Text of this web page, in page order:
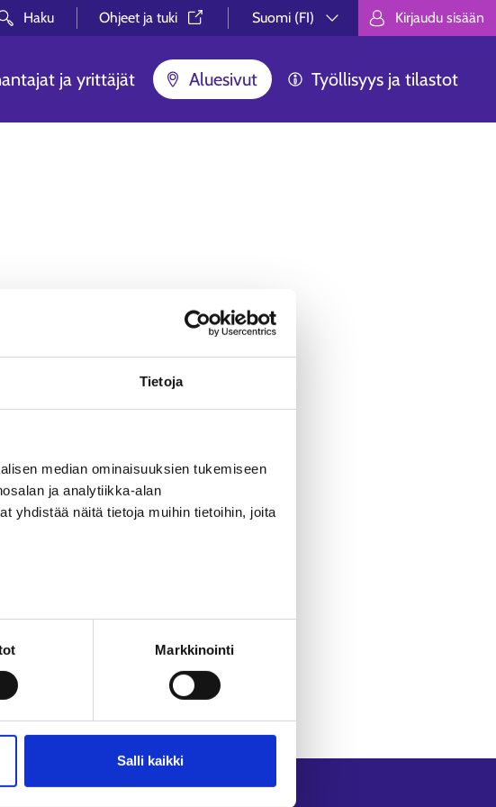
Tietoja
median ominaisuuksien tukemiseen
ja analytiikka-alan
yhdistää näitä tietoja muihin tietoihin, joita
Markkinointi
Salli kaikki
Haku Ohjeet ja tuki⁠
Suomi (FI)
Valitse kieli. Välj språk. Choose
Kirjaudu sisään
ja yrittäjät Aluesivut Työllisyys ja tilastot
sivua ei löytynyt.